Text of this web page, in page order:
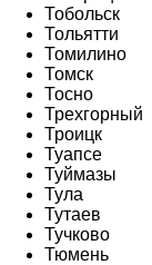
Тобольск
Тольятти
Томилино
Томск
Тосно
Трехгорный
Троицк
Туапсе
Туймазы
Тула
Тутаев
Тучково
Тюмень